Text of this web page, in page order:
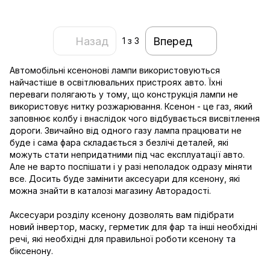
Назад 1 з 3 Вперед
Автомобільні ксенонові лампи використовуються
найчастіше в освітлювальних пристроях авто. Їхні
переваги полягають у тому, що конструкція лампи не
використовує нитку розжарювання. Ксенон - це газ, який
заповнює колбу і внаслідок чого відбувається висвітлення
дороги. Звичайно від одного газу лампа працювати не
буде і сама фара складається з безлічі деталей, які
можуть стати непридатними під час експлуатації авто.
Але не варто поспішати і у разі неполадок одразу міняти
все. Досить буде замінити аксесуари для ксенону, які
можна знайти в каталозі магазину Авторадості.
Аксесуари розділу ксенону дозволять вам підібрати
новий інвертор, маску, герметик для фар та інші необхідні
речі, які необхідні для правильної роботи ксенону та
біксенону.